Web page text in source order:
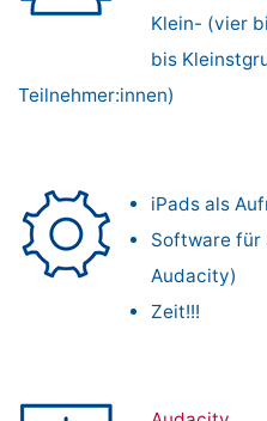
Klein- (vier
bis
Teilnehmer:innen)
iPads als
Software für
Audacity)
Zeit!!!